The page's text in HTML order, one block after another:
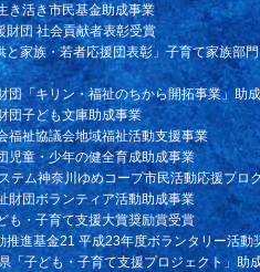
活き市民基金助成事業
団 社会貢献者表彰受賞
家族・若者応援団表彰」子育て家族部
「キリン・福祉のちから開拓事業」助
子ども文庫助成事業
祉協議会地域福祉活動支援事業
童・少年の健全育成助成事業
ム神奈川ゆめコープ市民活動応援プロ
団ボランティア活動助成事業
・子育て支援大賞奨励賞受賞
推進基金21 平成23年度ボランタリー活動
子ども・子育て支援プロジェクト」助